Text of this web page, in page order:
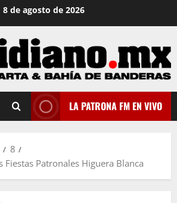
8 de agosto de 2026
LA PATRONA FM EN VIVO
8
Fiestas Patronales Higuera Blanca